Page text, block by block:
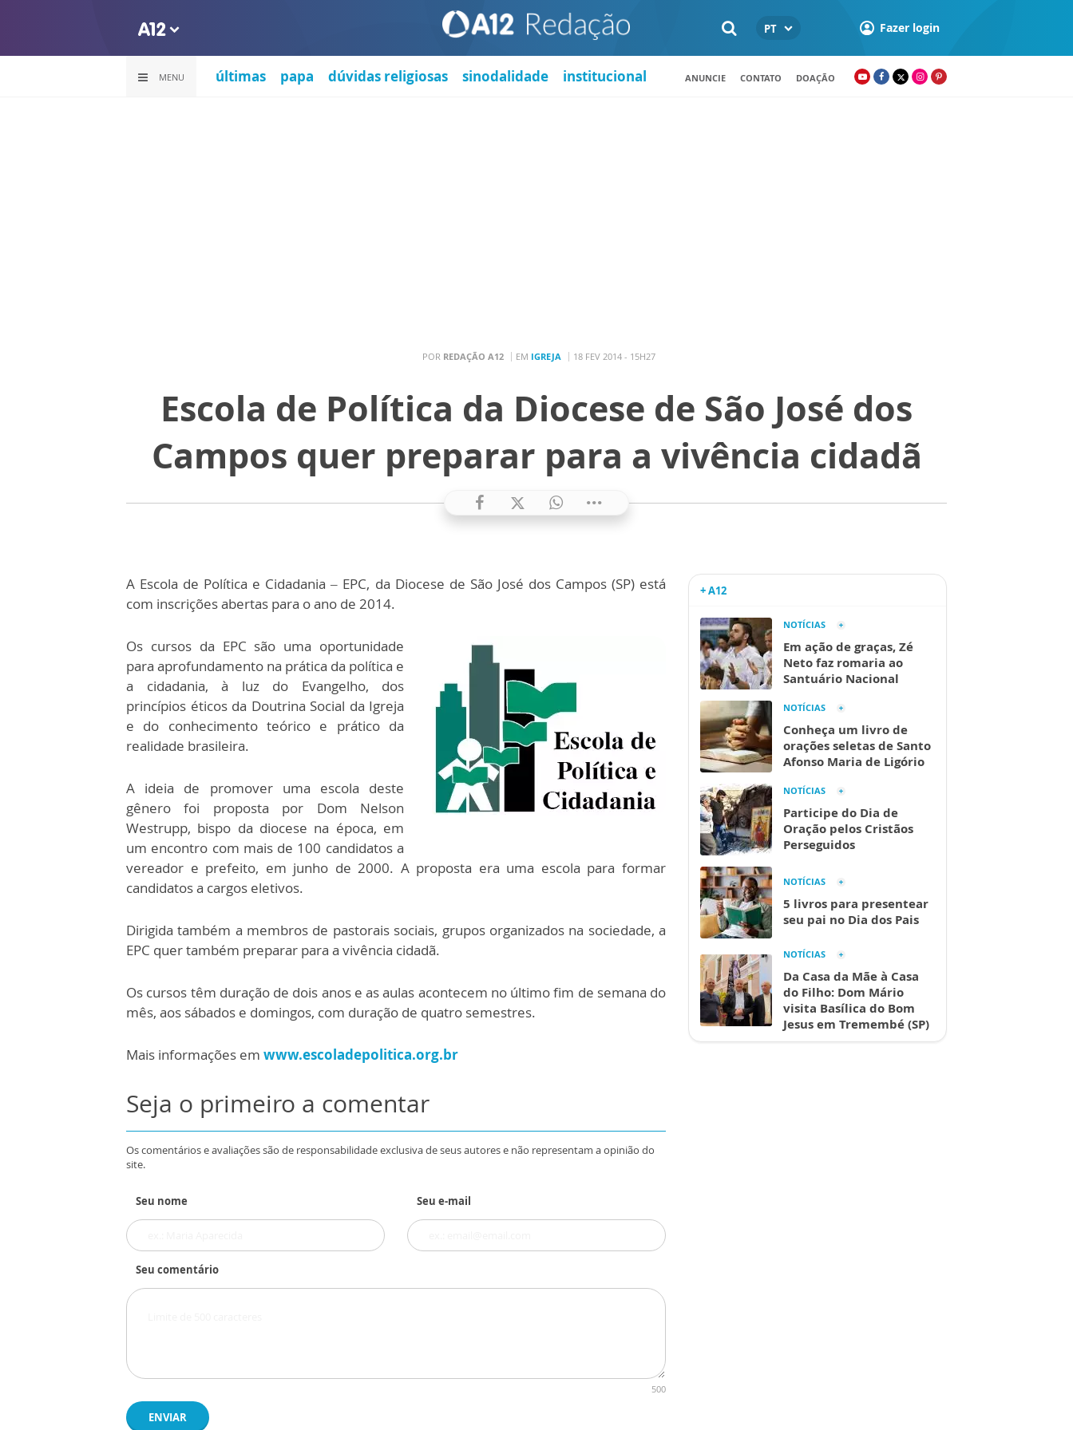
PT Fazer login
MENU últimas papa dúvidas religiosas sinodalidade institucional ANUNCIE CONTATO DOAÇÃO
POR REDAÇÃO A12 EM IGREJA 18 FEV 2014 - 15H27
Escola de Política da Diocese de São José dos
Campos quer preparar para a vivência cidadã
A Escola de Política e Cidadania – EPC, da Diocese de São José dos Campos (SP) está
com inscrições abertas para o ano de 2014.
Os cursos da EPC são uma oportunidade
para aprofundamento na prática da política e
a cidadania, à luz do Evangelho, dos
princípios éticos da Doutrina Social da Igreja
e do conhecimento teórico e prático da
realidade brasileira.
A ideia de promover uma escola deste
gênero foi proposta por Dom Nelson
Westrupp, bispo da diocese na época, em
um encontro com mais de 100 candidatos a
vereador e prefeito, em junho de 2000. A proposta era uma escola para formar
candidatos a cargos eletivos.
Dirigida também a membros de pastorais sociais, grupos organizados na sociedade, a
EPC quer também preparar para a vivência cidadã.
Os cursos têm duração de dois anos e as aulas acontecem no último fim de semana do
mês, aos sábados e domingos, com duração de quatro semestres.
Mais informações em www.escoladepolitica.org.br
Seja o primeiro a comentar
Os comentários e avaliações são de responsabilidade exclusiva de seus autores e não representam a opinião do
site.
Seu nome Seu e-mail
Seu comentário
500
ENVIAR
+ A12
NOTÍCIAS
Em ação de graças, Zé
Neto faz romaria ao
Santuário Nacional
NOTÍCIAS
Conheça um livro de
orações seletas de Santo
Afonso Maria de Ligório
NOTÍCIAS
Participe do Dia de
Oração pelos Cristãos
Perseguidos
NOTÍCIAS
5 livros para presentear
seu pai no Dia dos Pais
NOTÍCIAS
Da Casa da Mãe à Casa
do Filho: Dom Mário
visita Basílica do Bom
Jesus em Tremembé (SP)